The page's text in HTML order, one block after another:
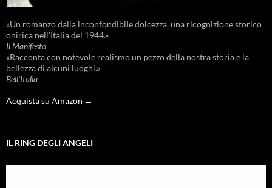
«Un romanzo dalla inconfondibile dolcezza, una ricognizione storico
onirica nell'Italia del 1944.»
Il Manifesto
«Racconta con notevole realismo un pezzo della nostra storia e la
bellezza di alcuni luoghi.»
Bell'Italia
Acquista su Amazon →
IL RING DEGLI ANGELI